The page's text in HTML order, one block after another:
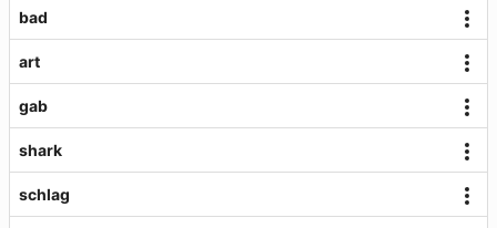
bad
art
gab
shark
schlag